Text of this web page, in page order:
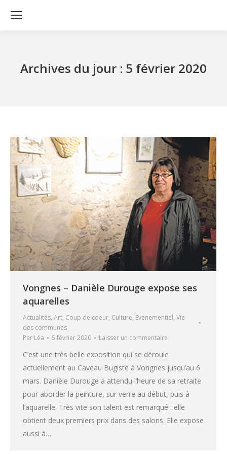
Archives du jour : 5 février 2020
Vongnes – Danièle Durouge expose ses
aquarelles
Actualités, Art, Coup de coeur, Culture, Evenementiel, Vie
des communes
Par Léa 5 février 2020 Laisser un commentaire
C’est une très belle exposition qui se déroule
actuellement au Caveau Bugiste à Vongnes jusqu’au 6
mars. Danièle Durouge a attendu l’heure de sa retraite
pour aborder la peinture, sur verre au début, puis à
l’aquarelle. Très vite son talent est remarqué : elle
obtient deux premiers prix dans des salons. Elle expose
aussi à…